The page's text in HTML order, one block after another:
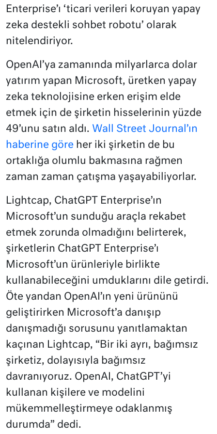
Enterprise’ı ‘ticari verileri koruyan yapay
zeka destekli sohbet robotu’ olarak
nitelendiriyor.
OpenAI’ya zamanında milyarlarca dolar
yatırım yapan Microsoft, üretken yapay
zeka teknolojisine erken erişim elde
etmek için de şirketin hisselerinin yüzde
49’unu satın aldı. Wall Street Journal’ın
haberine göre her iki şirketin de bu
ortaklığa olumlu bakmasına rağmen
zaman zaman çatışma yaşayabiliyorlar.
Lightcap, ChatGPT Enterprise’ın
Microsoft’un sunduğu araçla rekabet
etmek zorunda olmadığını belirterek,
şirketlerin ChatGPT Enterprise’ı
Microsoft’un ürünleriyle birlikte
kullanabileceğini umduklarını dile getirdi.
Öte yandan OpenAI’ın yeni ürününü
geliştirirken Microsoft’a danışıp
danışmadığı sorusunu yanıtlamaktan
kaçınan Lightcap, “Bir iki ayrı, bağımsız
şirketiz, dolayısıyla bağımsız
davranıyoruz. OpenAI, ChatGPT’yi
kullanan kişilere ve modelini
mükemmelleştirmeye odaklanmış
durumda” dedi.